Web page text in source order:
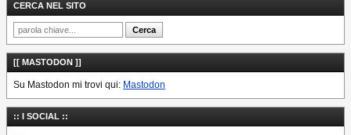
CERCA NEL SITO
[[ MASTODON ]]
Su Mastodon mi trovi qui: Mastodon
:: I SOCIAL ::